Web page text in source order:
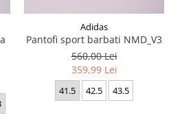
Adidas
Pantofi sport barbati NMD_V3
560,00 Lei
359,99 Lei
41.5 42.5 43.5